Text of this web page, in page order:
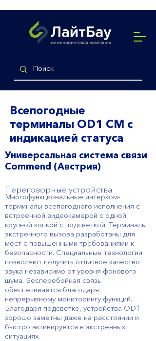
Всепогодные
терминалы OD1 CM с
индикацией статуса
Универсальная система связи
Commend (Австрия)
Многофункциональные интерком-
терминалы всепогодного исполнения с
встроенной видеокамерой с одной
крупной копкой с подсветкой. Терминалы
экстренного вызова разработаны для
мест с повышенными требованиями к
безопасности. Специальные технологии
позволяют получить отличное качество
звука независимо от уровня фонового
шума. Бесперебойная связь
обеспечивается благодаря
непрерывному мониторингу функций.
Благодаря подсветке, устройства OD1
хорошо заметны даже на расстоянии и
быстро активируется в экстренных
ситуациях.
Переговорные устройства